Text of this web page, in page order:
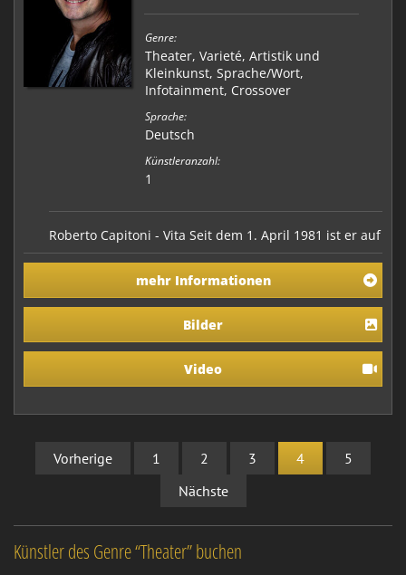
Genre:
Theater, Varieté, Artistik und
Kleinkunst, Sprache/Wort,
Infotainment, Crossover
Sprache:
Deutsch
Künstleranzahl:
1
Roberto Capitoni - Vita Seit dem 1. April 1981 ist er auf
deutschen Bühnen unterwegs. Somit feiert er 2021
bei Drucklegung des Buches „Vom Punk zum
Comedian“ mit seinem inzwischen schon 7. Solo-
Stand-Up-Comedyprogramm „Spätzle, Sex & Dolce
Vit…
mehr Informationen
Bilder
Video
Vorherige 1 2 3 4
5
Nächste
Künstler des Genre “Theater” buchen